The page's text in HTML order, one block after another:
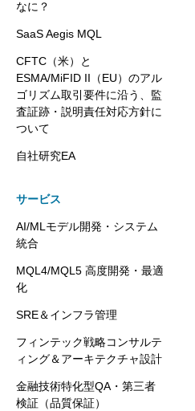
なに？
SaaS Aegis MQL
CFTC（米）と
ESMA/MiFID II（EU）のアル
ゴリズム取引要件に沿う、監
査証跡・説明責任対応方針に
ついて
自社研究EA
サービス
AI/MLモデル開発・システム
統合
MQL4/MQL5 高度開発・最適
化
SRE＆インフラ管理
フィンテック戦略コンサルテ
ィング＆アーキテクチャ設計
金融技術特化型QA・第三者
検証（品質保証）